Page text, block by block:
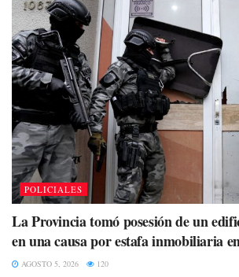
POLICIALES
La Provincia tomó posesión de un
en una causa por estafa inmobiliaria
AGOSTO 5, 2026 120